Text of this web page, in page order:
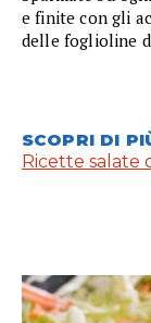
e finite con gli
delle foglioline
SCOPRI DI
Ricette salate